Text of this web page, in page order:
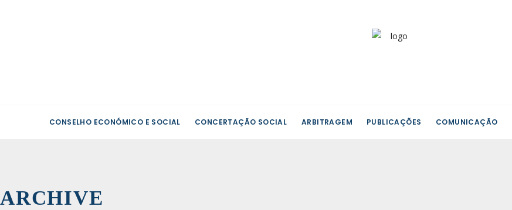
CONSELHO ECONÓMICO E SOCIAL CONCERTAÇÃO SOCIAL ARBITRAGEM PUBLICAÇÕES COMUNICAÇÃO
ARCHIVE